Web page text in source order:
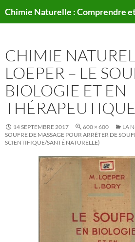
au
CHIMIE
LOEPER – LE
BIOLOGIE ET EN
THÉRAPEUTIQUE
14 SEPTEMBRE 2017 600 × 600
LA
SOUFRE DE MASSAGE POUR ARRÊTER DE
SCIENTIFIQUE/SANTÉ NATURELLE)